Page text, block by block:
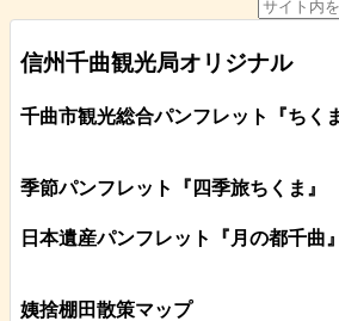
信州千曲観光局オリジナル
千曲市観光総合パンフレット 『ちく
季節パンフレット『四季旅ちくま』
日本遺産パンフレット 『月の都千曲 』
姨捨棚田散策マップ